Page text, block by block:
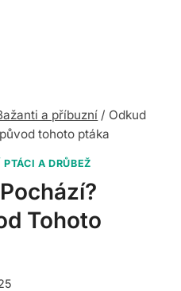
a příbuzní / Odkud
tohoto ptáka
PTÁCI A DRŮBEŽ
Tohoto